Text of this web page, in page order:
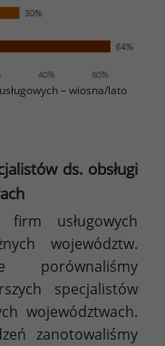
– wiosna/lato
ds. obsługi
usługowych
województw.
porównaliśmy
specjalistów
województwach.
zanotowaliśmy